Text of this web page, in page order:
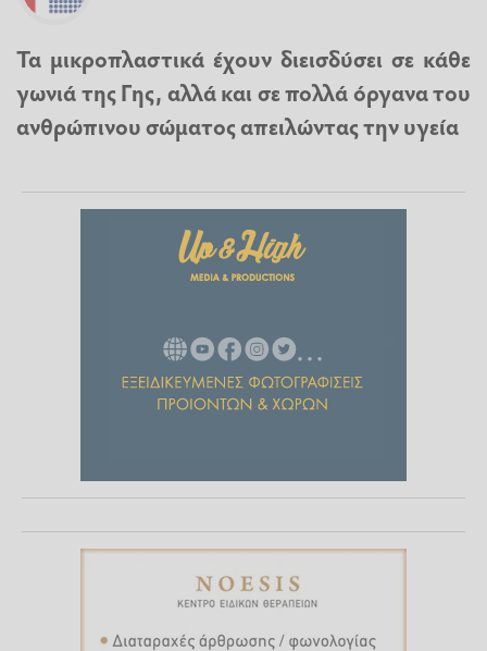
Τα μικροπλαστικά έχουν διεισδύσει σε κάθε
γωνιά της Γης, αλλά και σε πολλά όργανα του
ανθρώπινου σώματος απειλώντας την υγεία